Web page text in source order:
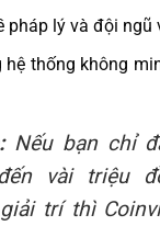
pháp lý và đội ngũ
hệ thống không
Nếu bạn chỉ
vài triệu
trí thì